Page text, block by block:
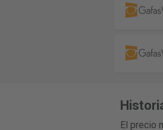
El precio